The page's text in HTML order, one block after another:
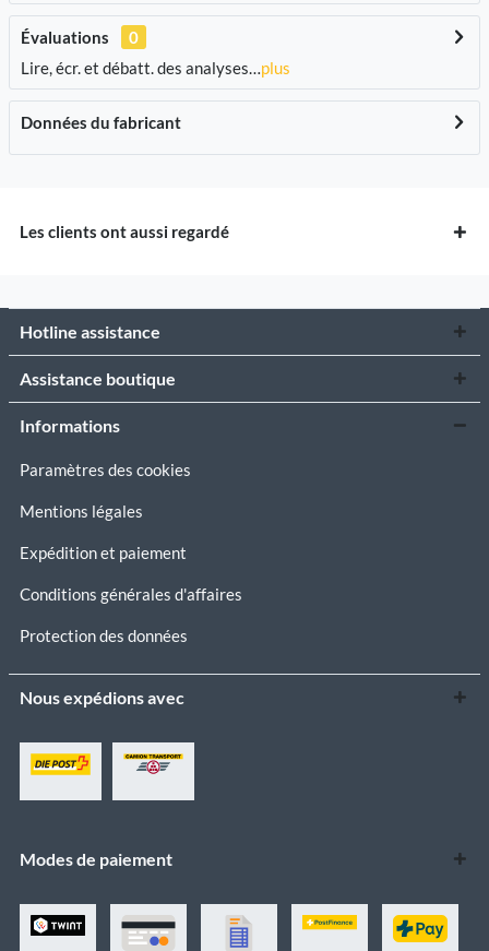
Évaluations
0
Lire, écr. et débatt. des analyses…plus
Données du fabricant
Les clients ont aussi regardé
Hotline assistance
Assistance boutique
Informations
Paramètres des cookies
Mentions légales
Expédition et paiement
Conditions générales d'affaires
Protection des données
Nous expédions avec
Modes de paiement